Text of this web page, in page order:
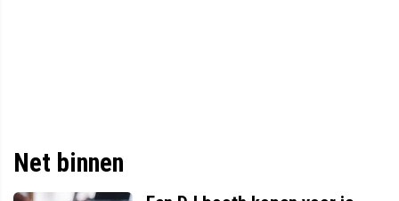
Net binnen